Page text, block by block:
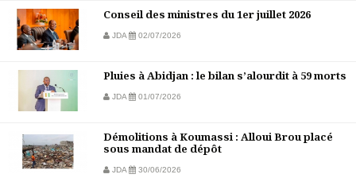
Conseil des ministres du 1er juillet 2026
JDA 02/07/2026
Pluies à Abidjan : le bilan s’alourdit à 59 morts
JDA 01/07/2026
Démolitions à Koumassi : Alloui Brou placé
sous mandat de dépôt
JDA 30/06/2026